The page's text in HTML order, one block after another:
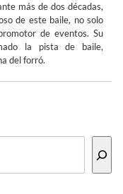
más de dos décadas,
de este baile, no solo
de eventos. Su
la pista de baile,
del forró.